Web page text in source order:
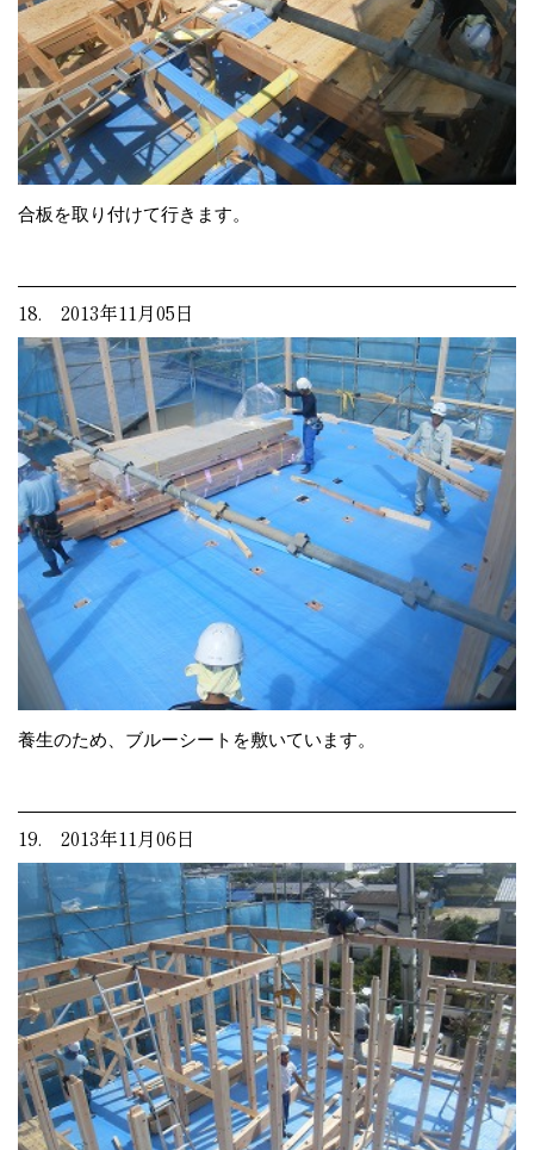
合板を取り付けて行きます。
18. 2013年11月05日
養生のため、ブルーシートを敷いています。
19. 2013年11月06日